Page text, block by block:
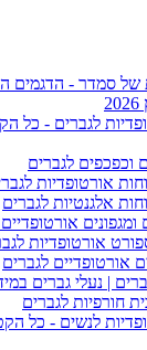
של סמדר - הדגמים
לגברים - כל
וכפכפים לגברים
אורטופדיות
אלגנטיות לגברים
ומגפונים
אורטופדיות
אורטופדיים לגברים
| נעלי גברים
חורפיות לגברים
לנשים - כל